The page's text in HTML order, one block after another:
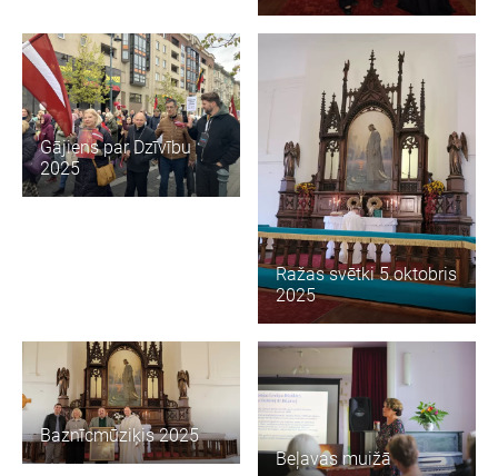
Gājiens par Dzīvību
2025
Ražas svētki 5.oktobris
2025
Baznīcmūziķis 2025
Beļavas muižā